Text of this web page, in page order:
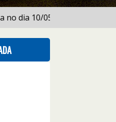
dia 10/05 às 18:00h |